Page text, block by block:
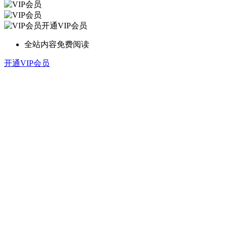
开通VIP会员
全站内容免费阅读
开通VIP会员